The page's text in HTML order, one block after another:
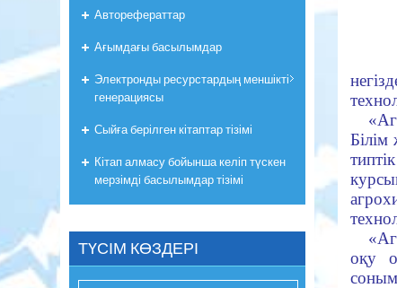
Білім
оқу
Авторефераттар
Ағымдағы басылымдар
Электронды ресурстардың меншікті
генерациясы
Сыйға берілген кітаптар тізімі
Кітап алмасу бойынша келіп түскен
мерзімді басылымдар тізімі
ТҮСІМ КӨЗДЕРІ